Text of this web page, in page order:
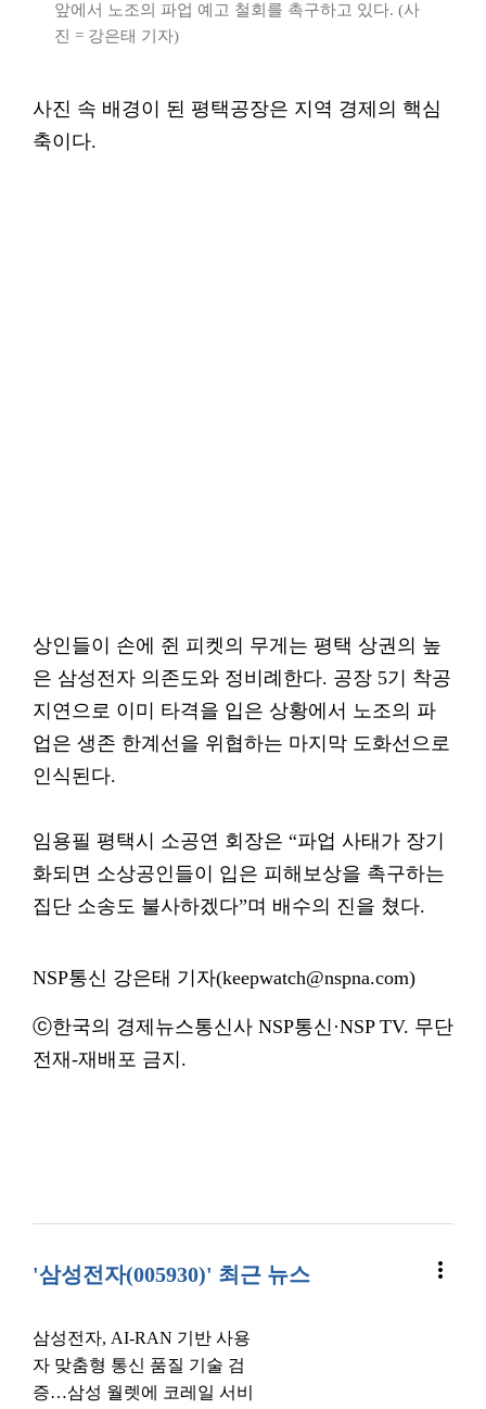
앞에서 노조의 파업 예고 철회를 촉구하고 있다. (사
진 = 강은태 기자)
사진 속 배경이 된 평택공장은 지역 경제의 핵심
축이다.
상인들이 손에 쥔 피켓의 무게는 평택 상권의 높
은 삼성전자 의존도와 정비례한다. 공장 5기 착공
지연으로 이미 타격을 입은 상황에서 노조의 파
업은 생존 한계선을 위협하는 마지막 도화선으로
인식된다.
임용필 평택시 소공연 회장은 “파업 사태가 장기
화되면 소상공인들이 입은 피해보상을 촉구하는
집단 소송도 불사하겠다”며 배수의 진을 쳤다.
NSP통신 강은태 기자(keepwatch@nspna.com)
ⓒ한국의 경제뉴스통신사 NSP통신·NSP TV. 무단
전재-재배포 금지.
'삼성전자(005930)' 최근 뉴스 more_vert
삼성전자, AI-RAN 기반 사용
자 맞춤형 통신 품질 기술 검
증…삼성 월렛에 코레일 서비